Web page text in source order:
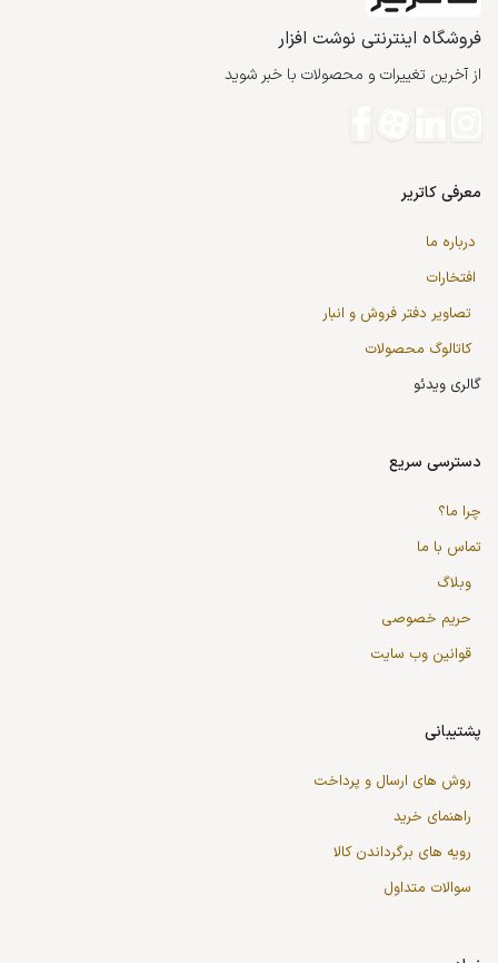
فروشگاه اینترنتی نوشت افزار
از آخرین تغییرات و محصولات با خبر شوید
معرفی کاتریر
درباره ما
افتخارات
تصاویر دفتر فروش و انبار
کاتالوگ محصولات
گالری ویدئو
دسترسی سریع
چرا ما؟
تماس با ما
وبلاگ
حریم خصوصی
قوانین وب سایت
پشتیبانی
روش های ارسال و پرداخت
راهنمای خرید
رویه های برگرداندن کالا
سوالات متداول